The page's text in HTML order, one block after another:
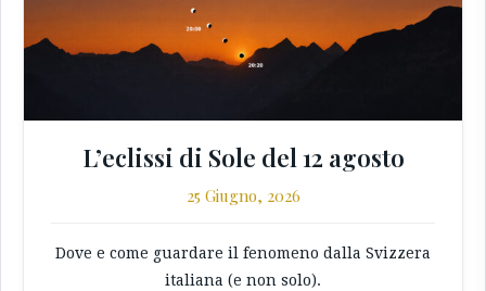
L’eclissi di Sole del 12 agosto
25 Giugno, 2026
Dove e come guardare il fenomeno dalla Svizzera
italiana (e non solo).